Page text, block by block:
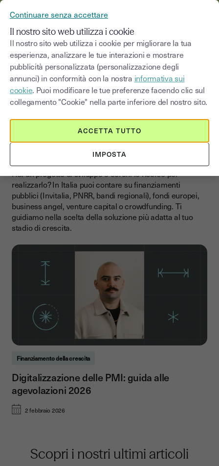
Blog|Sviluppare il proprio
business
>Finanziamento della
crescita
Seleziona una categoria Saisissez un terme
Finanziamento della crescita
Finanziare la crescita della
Hai un progetto di sviluppo e cerchi le risorse per
realizzarlo? In Italia puoi contare su finanziamenti
pubblici (Invitalia, PNRR, bandi regionali), fondi europei,
business angel, venture capital o crowdfunding. Ti
guidiamo nella scelta della soluzione più adatta al tuo
stadio di crescita.
Finanziamento della crescita
2 febbraio 2026
Digitalizzazione delle PMI: guida alle
agevolazioni 2026
Scopri i nostri ultimi articoli
Continuare senza accettare
Il nostro sito web utilizza i cookie
Il nostro sito web utilizza i cookie per migliorare la tua
esperienza, analizzare le tue interazioni e mostrare
pubblicità personalizzata (personalizzazione degli
annunci) in conformità con la nostra informativa sui
cookie. Puoi modificare le tue preferenze facendo clic sul
collegamento "Cookie" nella parte inferiore del nostro sito.
IMPOSTA
ACCETTA TUTTO